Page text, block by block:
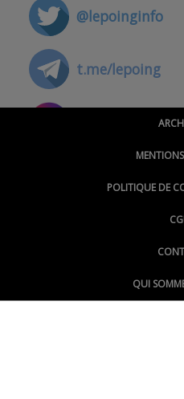
@lepoinginfo
t.me/lepoing
POLITIQUE DE
QUI